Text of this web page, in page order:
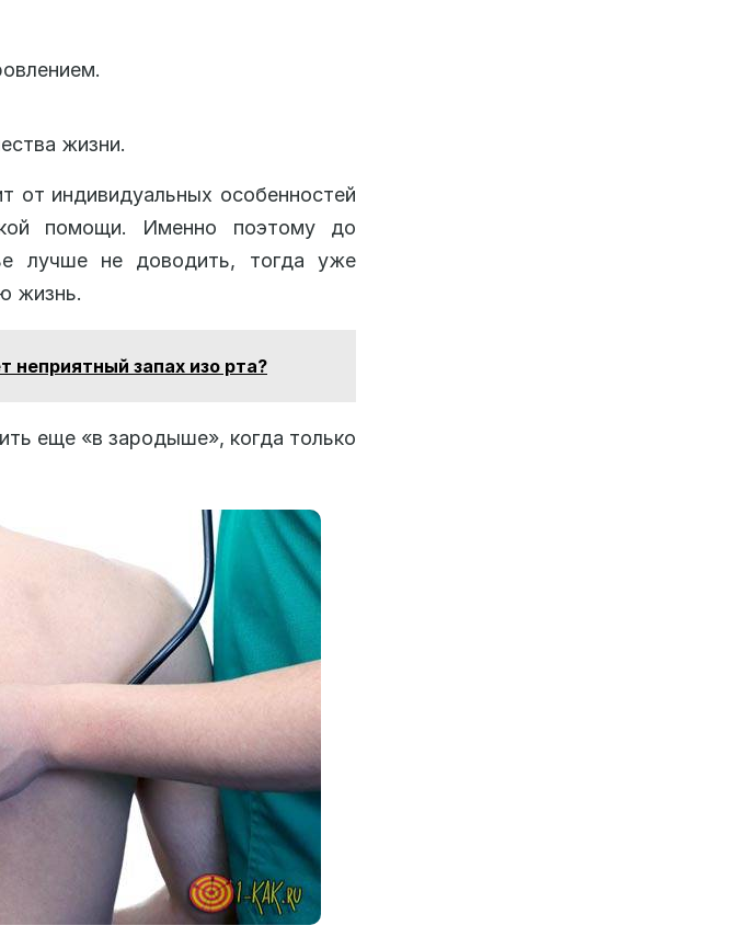
жизни.
от индивидуальных особенностей
помощи. Именно поэтому до
лучше не доводить, тогда уже
жизнь.
неприятный запах изо рта?
еще «в зародыше», когда только